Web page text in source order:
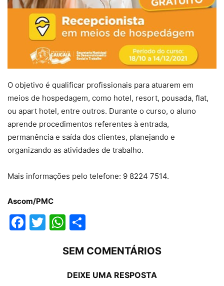
O objetivo é qualificar profissionais para atuarem em
meios de hospedagem, como hotel, resort, pousada, flat,
ou apart hotel, entre outros. Durante o curso, o aluno
aprende procedimentos referentes à entrada,
permanência e saída dos clientes, planejando e
organizando as atividades de trabalho.
Mais informações pelo telefone: 9 8224 7514.
Ascom/PMC
Facebook
TwitterWhatsApp
SEM COMENTÁRIOS
DEIXE UMA RESPOSTA